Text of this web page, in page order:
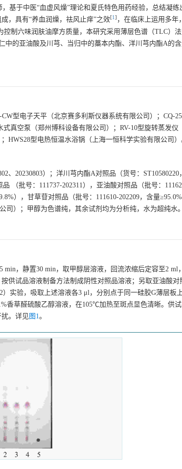
基于中医“血虚风燥”理论和夏氏特色用药经验，总结凝
，具有“养血润燥，祛风止痒”之效[1 ] ，在临床上运用多年
制六味润肤油摩方质量，本研究采用薄层色谱（TLC）
中的亚油酸及川芎、当归中的藁本内酯、洋川芎内酯A的
型电子天平（北京赛多利斯仪器系统有限公司）；CQ-
真空泵（郑州博科设备有限公司）；RV-10型旋转蒸发仪
型电热恒温水浴锅（上海一恒科学实验有限公司）
、20230803）；洋川芎内酯A对照品（货号：ST10580220
（批号：111737-202311），亚油酸对照品（批号：
），甘草苷对照品（批号：111610-202209，含量
）；甲醇为色谱纯，其余试剂均为分析纯，水为超纯水。
，静置30 min，取甲醇层溶液，回流浓缩后定容至2 ml
供试品溶液制备方法制成阴性对照品溶液；另取亚油酸对
实验，吸取上述溶液各3 μl，分别点于同一硅胶G薄层板
草醛硫酸乙醇溶液，在105℃加热至斑点显色清晰。供试
。详见图1。